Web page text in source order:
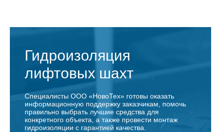
Гидроизоляция
лифтовых шахт
Специалисты ООО «НовоТех» готовы оказать
информационную поддержку заказчикам, помочь
правильно выбрать лучшие средства для
конкретного объекта, а также провести монтаж
гидроизоляции с гарантией качества.